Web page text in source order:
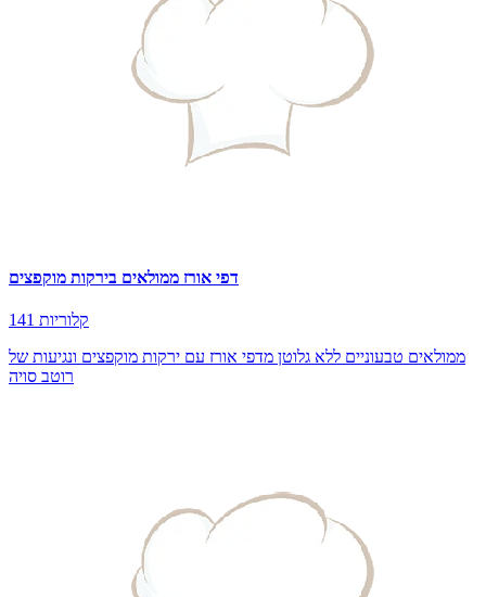
דפי אורז ממולאים בירקות מוקפצים
141 קלוריות
ממולאים טבעוניים ללא גלוטן מדפי אורז עם ירקות מוקפצים ונגיעות של
רוטב סויה